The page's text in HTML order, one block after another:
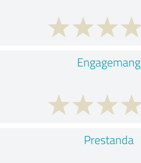
Engagemang
Prestanda